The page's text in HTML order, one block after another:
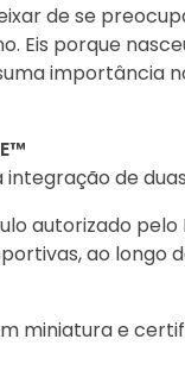
de se
Eis porque
importância
integração de
autorizado
ao longo
miniatura e